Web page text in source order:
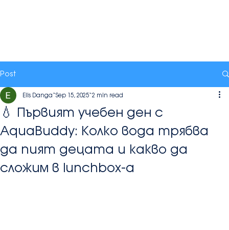
Post
💧 Първият учебен ден с
AquaBuddy: Колко вода трябва
да пият децата и какво да
сложим в lunchbox-а
Elis Danga Sep 15, 2025 2 min read